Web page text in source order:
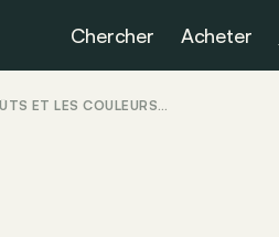
Chercher Acheter
ET LES COULEURS…